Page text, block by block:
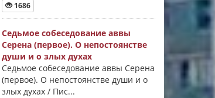
1686
Седьмое собеседование аввы
Серена (первое). О непостоянстве
души и о злых духах
Седьмое собеседование аввы Серена
(первое). О непостоянстве души и о
злых духах / Пис...